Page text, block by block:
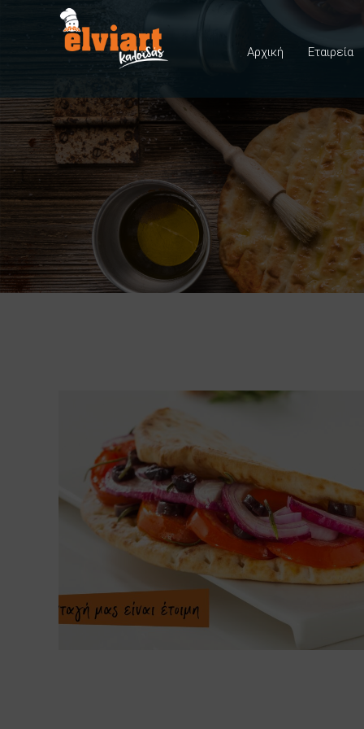
Αρχική Εταιρεία